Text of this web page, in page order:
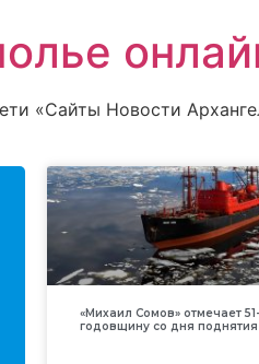
«Сайты Новости
«Михаил Сомов» отмечает
годовщину со дня